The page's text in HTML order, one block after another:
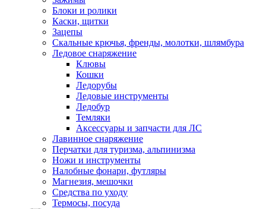
Блоки и ролики
Каски, щитки
Зацепы
Скальные крючья, френды, молотки, шлямбура
Ледовое снаряжение
Клювы
Кошки
Ледорубы
Ледовые инструменты
Ледобур
Темляки
Аксессуары и запчасти для ЛС
Лавинное снаряжение
Перчатки для туризма, альпинизма
Ножи и инструменты
Налобные фонари, футляры
Магнезия, мешочки
Средства по уходу
Термосы, посуда